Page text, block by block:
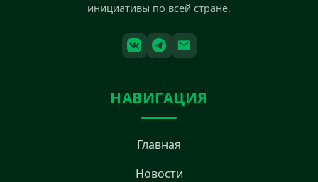
инициативы по всей стране.
НАВИГАЦИЯ
Главная
Новости